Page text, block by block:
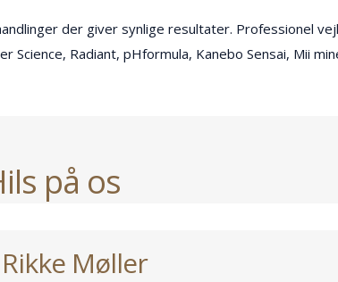
der giver synlige resultater. Professionel
Radiant, pHformula, Kanebo Sensai, Mii
på os
Rikke Møller